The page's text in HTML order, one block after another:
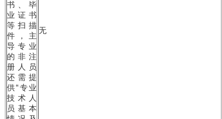
书、毕
业证书
等扫描
件，主
导专业
的非注
册人员
还需提
供“专业
技术人
员基本
无